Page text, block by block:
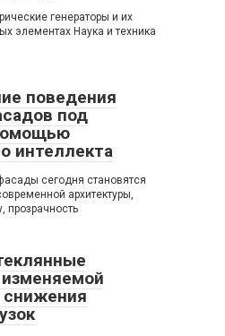
генераторы и их
элементах Наука и техника
поведения
под
интеллекта
сегодня становятся
архитектуры,
прозрачность
снижения